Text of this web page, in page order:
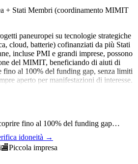
+ Stati Membri (coordinamento MIMIT
paneuropei su tecnologie strategiche
cloud, batterie) cofinanziati da più Stati
incluse PMI e grandi imprese, possono
del MIMIT, beneficiando di aiuti di
fino al 100% del funding gap, senza limiti
aperto per manifestazioni di interesse.
fino al 100% del funding gap…
idoneità →
🏬Piccola impresa